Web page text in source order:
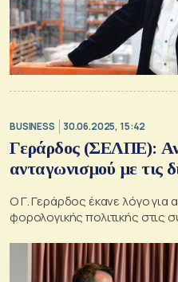
BUSINESS 30.06.2025, 15:42
Γεράρδος (ΣΕΛΠΕ):
ανταγωνισμού με τις
Ο Γ. Γεράρδος έκανε λόγο
φορολογικής πολιτικής στις